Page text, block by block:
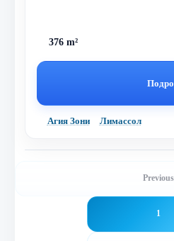
376 m²
Агия Зони Лимассол
Previous
1